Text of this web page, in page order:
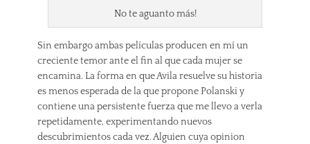
No te aguanto más!
Sin embargo ambas películas producen en mí un
creciente temor ante el fin al que cada mujer se
encamina. La forma en que Avila resuelve su historia
es menos esperada de la que propone Polanski y
contiene una persistente fuerza que me llevo a verla
repetidamente, experimentando nuevos
descubrimientos cada vez. Alguien cuya opinion